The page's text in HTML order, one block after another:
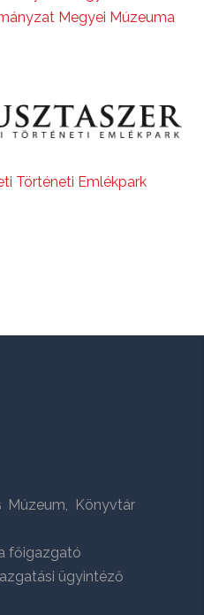
Megyei Múzeuma
Történeti Emlékpark
Múzeum, Könyvtár
főigazgató
ügyintéző